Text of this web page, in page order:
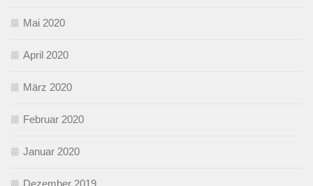
Mai 2020
April 2020
März 2020
Februar 2020
Januar 2020